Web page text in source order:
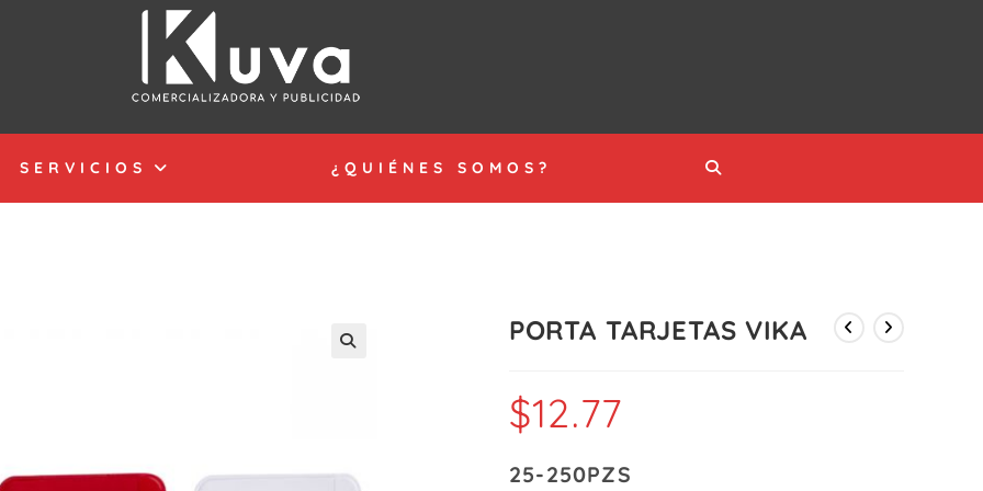
SERVICIOS ¿QUIÉNES SOMOS? ALTERNAR
PORTA TARJETAS VIKA
$12.77
25-250PZS